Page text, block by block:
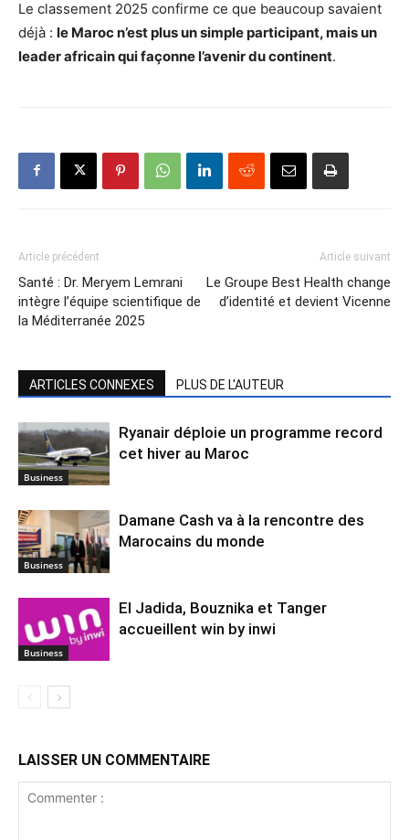
Le classement 2025 confirme ce que beaucoup savaient
déjà : le Maroc n’est plus un simple participant, mais un
leader africain qui façonne l’avenir du continent.
Article précédent
Santé : Dr. Meryem Lemrani
intègre l’équipe scientifique de
la Méditerranée 2025
Article suivant
Le Groupe Best Health change
d’identité et devient Vicenne
ARTICLES CONNEXES PLUS DE L'AUTEUR
Business
Ryanair déploie un programme record
cet hiver au Maroc
Business
Damane Cash va à la rencontre des
Marocains du monde
Business
El Jadida, Bouznika et Tanger
accueillent win by inwi
LAISSER UN COMMENTAIRE